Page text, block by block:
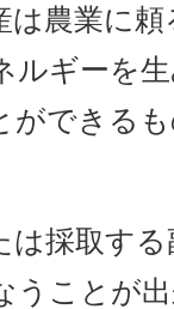
は農業に
ルギーを
ができる
採取す
うことが